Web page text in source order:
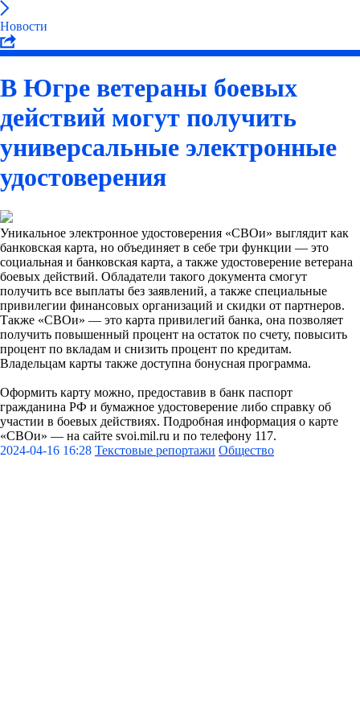
Новости
В Югре ветераны боевых
действий могут получить
универсальные электронные
удостоверения
Уникальное электронное удостоверения «СВОи» выглядит как
банковская карта, но объединяет в себе три функции — это
социальная и банковская карта, а также удостоверение ветерана
боевых действий. Обладатели такого документа смогут
получить все выплаты без заявлений, а также специальные
привилегии финансовых организаций и скидки от партнеров.
Также «СВОи» — это карта привилегий банка, она позволяет
получить повышенный процент на остаток по счету, повысить
процент по вкладам и снизить процент по кредитам.
Владельцам карты также доступна бонусная программа.
Оформить карту можно, предоставив в банк паспорт
гражданина РФ и бумажное удостоверение либо справку об
участии в боевых действиях. Подробная информация о карте
«СВОи» — на сайте svoi.mil.ru и по телефону 117.
2024-04-16 16:28 Текстовые репортажи Общество